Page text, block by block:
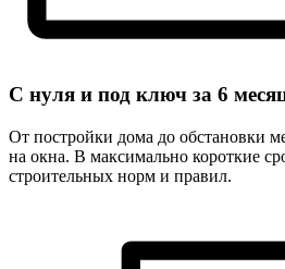
С нуля и под ключ за 6
От постройки дома до обстановки
на окна. В максимально короткие
строительных норм и правил.